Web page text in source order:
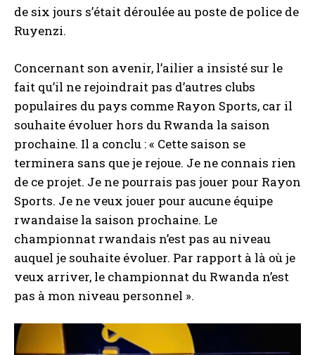
I WANT IN
de six jours s’était déroulée au poste de police de
Ruyenzi.
Concernant son avenir, l’ailier a insisté sur le
fait qu’il ne rejoindrait pas d’autres clubs
populaires du pays comme Rayon Sports, car il
souhaite évoluer hors du Rwanda la saison
prochaine. Il a conclu : « Cette saison se
terminera sans que je rejoue. Je ne connais rien
de ce projet. Je ne pourrais pas jouer pour Rayon
Sports. Je ne veux jouer pour aucune équipe
rwandaise la saison prochaine. Le
championnat rwandais n’est pas au niveau
auquel je souhaite évoluer. Par rapport à là où je
veux arriver, le championnat du Rwanda n’est
pas à mon niveau personnel ».